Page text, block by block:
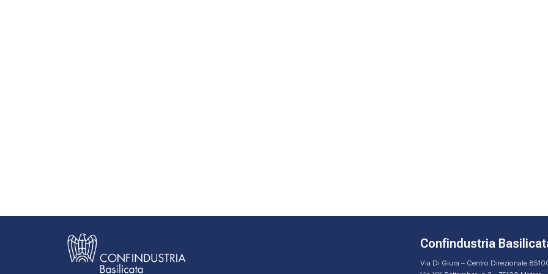
Confindustria
Via Di Giura – Centro Direzionale